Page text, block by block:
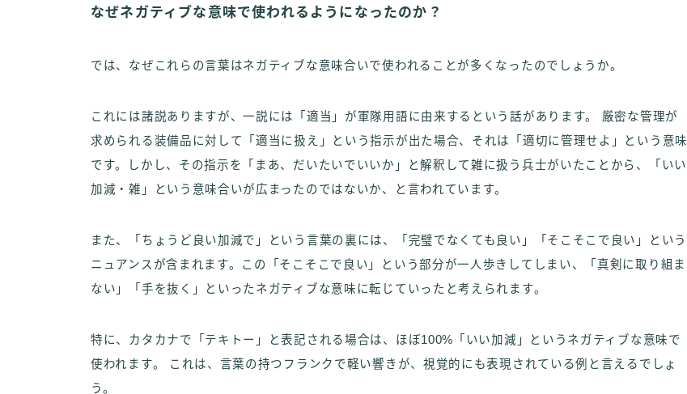
なぜネガティブな意味で使われるようになったのか？
では、なぜこれらの言葉はネガティブな意味合いで使われることが多くなったのでしょうか。
これには諸説ありますが、一説には「適当」が軍隊用語に由来するという話があります。 厳密な管理が
求められる装備品に対して「適当に扱え」という指示が出た場合、それは「適切に管理せよ」という意味
です。しかし、その指示を「まあ、だいたいでいいか」と解釈して雑に扱う兵士がいたことから、「いい
加減・雑」という意味合いが広まったのではないか、と言われています。
また、「ちょうど良い加減で」という言葉の裏には、「完璧でなくても良い」「そこそこで良い」という
ニュアンスが含まれます。この「そこそこで良い」という部分が一人歩きしてしまい、「真剣に取り組ま
ない」「手を抜く」といったネガティブな意味に転じていったと考えられます。
特に、カタカナで「テキトー」と表記される場合は、ほぼ100%「いい加減」というネガティブな意味で
使われます。 これは、言葉の持つフランクで軽い響きが、視覚的にも表現されている例と言えるでしょ
う。